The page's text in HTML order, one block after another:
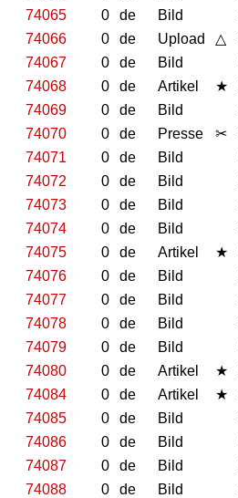
74065
0 de Bild
74066
0 de Upload △
74067
0 de Bild
74068
0 de Artikel ★
74069
0 de Bild
74070
0 de Presse ✂
74071
0 de Bild
74072
0 de Bild
74073
0 de Bild
74074
0 de Bild
74075
0 de Artikel ★
74076
0 de Bild
74077
0 de Bild
74078
0 de Bild
74079
0 de Bild
74080
0 de Artikel ★
74084
0 de Artikel ★
74085
0 de Bild
74086
0 de Bild
74087
0 de Bild
74088
0 de Bild